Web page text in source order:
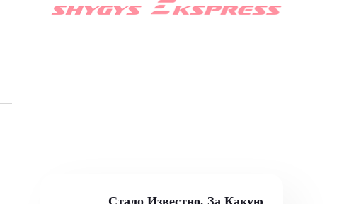
Стало Известно, За Какую